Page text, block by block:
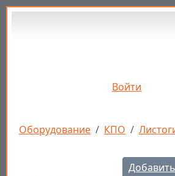
Перейти к основному
Войти
Строка навигации
Оборудование КПО